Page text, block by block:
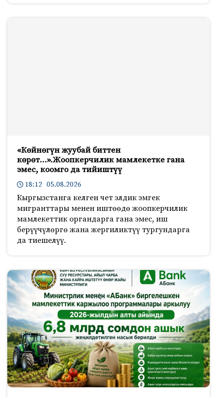
«Көйнөгүн жуубай биттен
көрөт…».Жоопкерчилик мамлекетке гана
эмес, коомго да тийиштүү
18:12 05.08.2026
Кыргызстанга келген чет элдик эмгек
мигранттары менен иштөөдө жоопкерчилик
мамлекеттик органдарга гана эмес, иш
берүүчүлөргө жана жергиликтүү тургундарга
да тиешелүү.